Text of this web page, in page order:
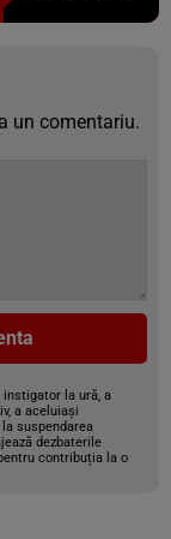
un comentariu.
la ură, a
a aceluiași
suspendarea
dezbaterile
contribuția la o